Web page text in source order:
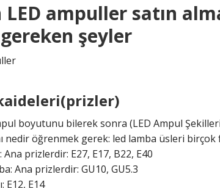
LED ampuller satın
şeyler
boyutunu bilerek sonra (LED Ampul
nedir öğrenmek gerek: led lamba üsleri birçok
prizlerdir: E27, E17, B22, E40
Ana prizlerdir: GU10, GU5.3
E12, E14